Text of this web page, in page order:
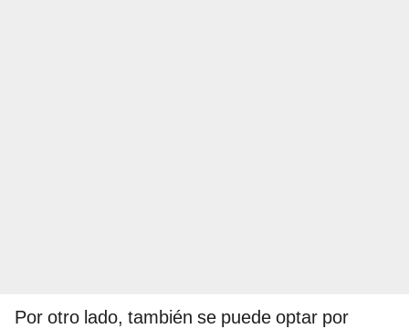
Por otro lado, también se puede optar por